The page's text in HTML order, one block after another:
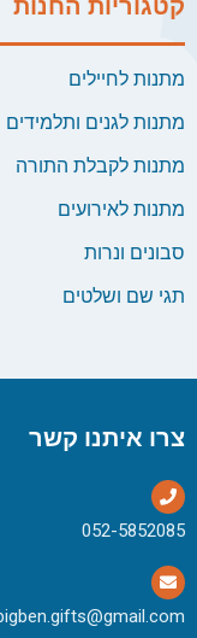
קטגוריות החנות
מתנות לחיילים
מתנות לגנים ותלמידים
מתנות לקבלת התורה
מתנות לאירועים
סבונים ונרות
תגי שם ושלטים
צרו איתנו קשר